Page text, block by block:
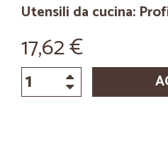
Utensili da cucina:
17,62 €